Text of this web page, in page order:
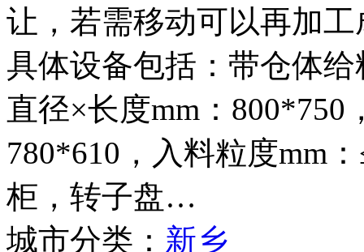
让，若需移动可以再加
具体设备包括：带仓体
直径×长度mm：
780*610，入料粒度mm
柜，转子盘…
城市分类： 新乡